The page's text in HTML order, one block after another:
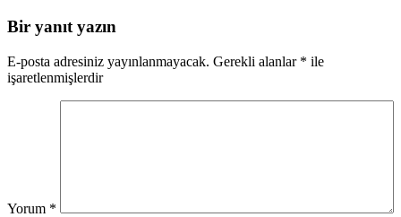
Bir yanıt yazın
E-posta adresiniz yayınlanmayacak. Gerekli alanlar * ile
işaretlenmişlerdir
Yorum *